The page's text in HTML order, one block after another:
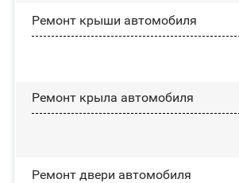
Ремонт крыши автомобиля
Ремонт крыла автомобиля
Ремонт двери автомобиля